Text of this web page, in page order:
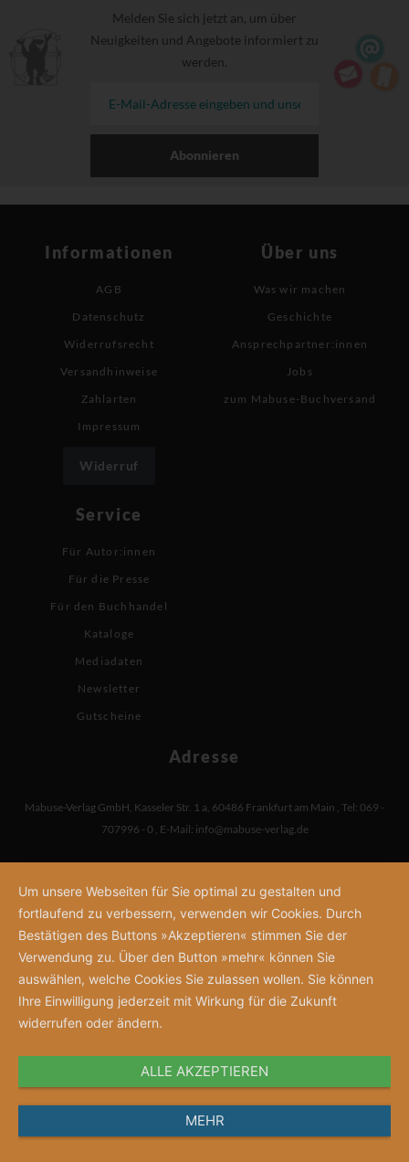
Melden Sie sich jetzt an, um über
Neuigkeiten und Angebote informiert zu
werden.
Abonnieren
Informationen
AGB
Datenschutz
Widerrufsrecht
Versandhinweise
Zahlarten
Impressum
Widerruf
Über uns
Was wir machen
Geschichte
Ansprechpartner:innen
Jobs
zum Mabuse-Buchversand
Service
Für Autor:innen
Für die Presse
Für den Buchhandel
Kataloge
Mediadaten
Newsletter
Gutscheine
Adresse
Mabuse-Verlag GmbH Kasseler Str. 1 a 60486 Frankfurt am Main Tel: 069 -
707996 - 0 E-Mail: info@mabuse-verlag.de
Um unsere Webseiten für Sie optimal zu gestalten und
fortlaufend zu verbessern, verwenden wir Cookies. Durch
Bestätigen des Buttons »Akzeptieren« stimmen Sie der
Verwendung zu. Über den Button »mehr« können Sie
auswählen, welche Cookies Sie zulassen wollen. Sie können
Ihre Einwilligung jederzeit mit Wirkung für die Zukunft
widerrufen oder ändern.
ALLE AKZEPTIEREN
MEHR